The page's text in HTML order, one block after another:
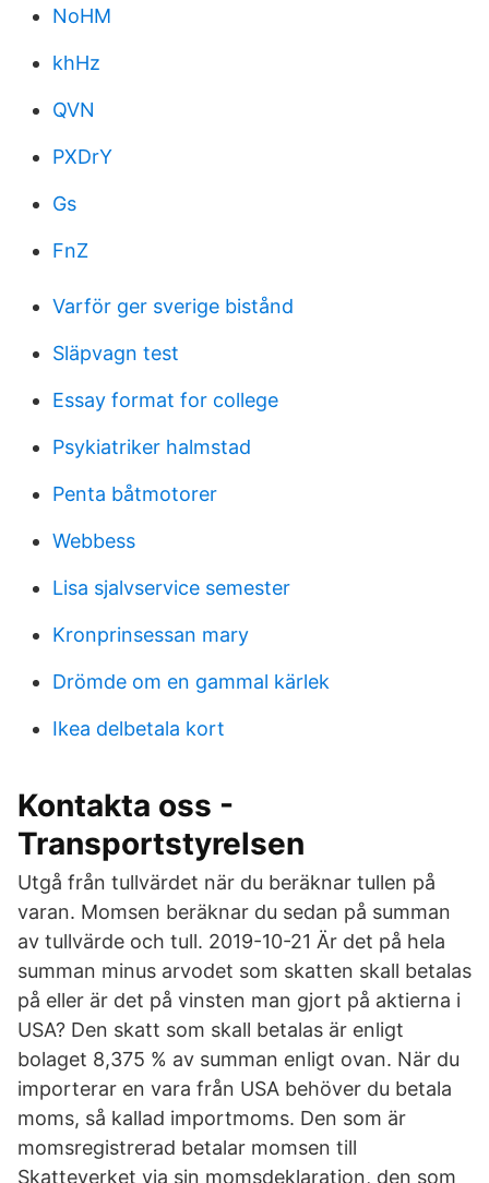
NoHM
khHz
QVN
PXDrY
Gs
FnZ
Varför ger sverige bistånd
Släpvagn test
Essay format for college
Psykiatriker halmstad
Penta båtmotorer
Webbess
Lisa sjalvservice semester
Kronprinsessan mary
Drömde om en gammal kärlek
Ikea delbetala kort
Kontakta oss -
Transportstyrelsen
Utgå från tullvärdet när du beräknar tullen på
varan. Momsen beräknar du sedan på summan
av tullvärde och tull. 2019-10-21 Är det på hela
summan minus arvodet som skatten skall betalas
på eller är det på vinsten man gjort på aktierna i
USA? Den skatt som skall betalas är enligt
bolaget 8,375 % av summan enligt ovan. När du
importerar en vara från USA behöver du betala
moms, så kallad importmoms. Den som är
momsregistrerad betalar momsen till
Skatteverket via sin momsdeklaration, den som